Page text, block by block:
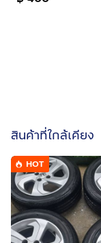
สินค้าที่ใกล้เคียง
HOT